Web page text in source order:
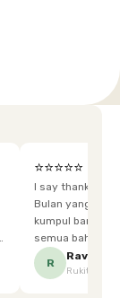
⭐⭐⭐⭐⭐
I say thankyou
Bulan yang super happy! banyak
kumpul bareng
semua bahagia
mgkn saran dari air aja & kebersihan lebih di
R
Ravena
Rukita